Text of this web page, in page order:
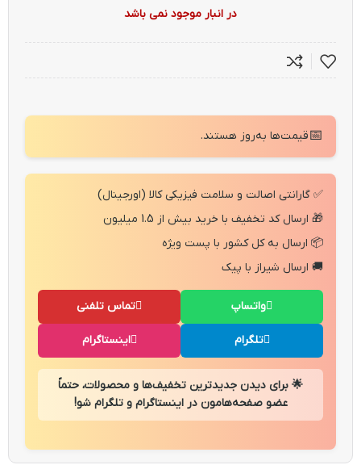
در انبار موجود نمی باشد
📅قیمت‌ها به‌روز هستند.
✅ گارانتی اصالت و سلامت فیزیکی کالا (اورجینال)
🎁 ارسال کد تخفیف با خرید بیش از 1.5 میلیون
📦 ارسال به کل کشور با پست ویژه
🚚 ارسال شیراز با پیک
تماس تلفنی واتساپ
اینستاگرام تلگرام
🌟 برای دیدن جدیدترین تخفیف‌ها و محصولات، حتماً
عضو صفحه‌هامون در اینستاگرام و تلگرام شو!